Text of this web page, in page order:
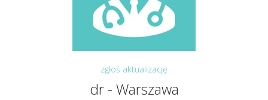
zgłoś aktualizację
dr - Warszawa